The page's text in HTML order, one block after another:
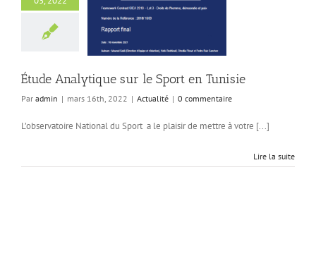
sur le
en Tunisie
Étude Analytique sur le Sport en Tunisie
Par admin | mars 16th, 2022 | Actualité | 0 commentaire
L’observatoire National du Sport a le plaisir de mettre à votre [...]
Lire la suite